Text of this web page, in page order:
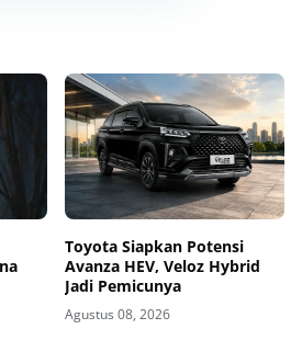
Toyota Siapkan Potensi
Avanza HEV, Veloz Hybrid
Jadi Pemicunya
Agustus 08, 2026